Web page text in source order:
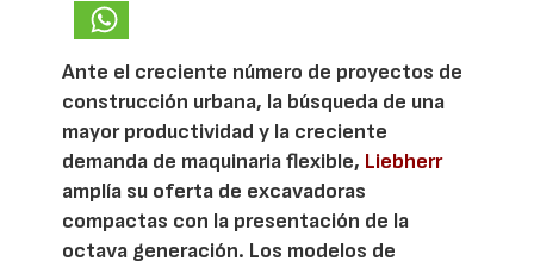
Ante el creciente número de proyectos de
construcción urbana, la búsqueda de una
mayor productividad y la creciente
demanda de maquinaria flexible, Liebherr
amplía su oferta de excavadoras
compactas con la presentación de la
octava generación. Los modelos de